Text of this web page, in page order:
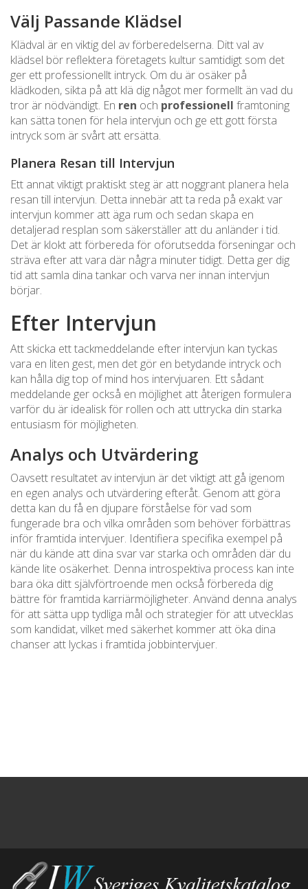
Välj Passande Klädsel
Klädval är en viktig del av förberedelserna. Ditt val av
klädsel bör reflektera företagets kultur samtidigt som det
ger ett professionellt intryck. Om du är osäker på
klädkoden, sikta på att klä dig något mer formellt än vad du
tror är nödvändigt. En ren och professionell framtoning
kan sätta tonen för hela intervjun och ge ett gott första
intryck som är svårt att ersätta.
Planera Resan till Intervjun
Ett annat viktigt praktiskt steg är att noggrant planera hela
resan till intervjun. Detta innebär att ta reda på exakt var
intervjun kommer att äga rum och sedan skapa en
detaljerad resplan som säkerställer att du anländer i tid.
Det är klokt att förbereda för oförutsedda förseningar och
sträva efter att vara där några minuter tidigt. Detta ger dig
tid att samla dina tankar och varva ner innan intervjun
börjar.
Efter Intervjun
Att skicka ett tackmeddelande efter intervjun kan tyckas
vara en liten gest, men det gör en betydande intryck och
kan hålla dig top of mind hos intervjuaren. Ett sådant
meddelande ger också en möjlighet att återigen formulera
varför du är idealisk för rollen och att uttrycka din starka
entusiasm för möjligheten.
Analys och Utvärdering
Oavsett resultatet av intervjun är det viktigt att gå igenom
en egen analys och utvärdering efteråt. Genom att göra
detta kan du få en djupare förståelse för vad som
fungerade bra och vilka områden som behöver förbättras
inför framtida intervjuer. Identifiera specifika exempel på
när du kände att dina svar var starka och områden där du
kände lite osäkerhet. Denna introspektiva process kan inte
bara öka ditt självförtroende men också förbereda dig
bättre för framtida karriärmöjligheter. Använd denna analys
för att sätta upp tydliga mål och strategier för att utvecklas
som kandidat, vilket med säkerhet kommer att öka dina
chanser att lyckas i framtida jobbintervjuer.